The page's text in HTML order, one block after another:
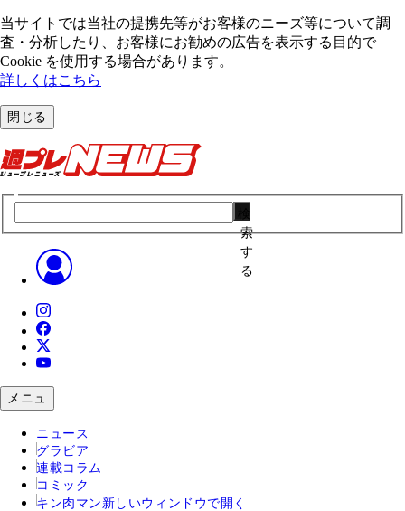
当サイトでは当社の提携先等がお客様のニーズ等について調
査・分析したり、お客様にお勧めの広告を表⽰する⽬的で
Cookie を使⽤する場合があります。
詳しくはこちら
閉じる
索
す
る
メニュ
ニュース
グラビア
連載コラム
コミック
キン肉マン 新しいウィンドウで開く